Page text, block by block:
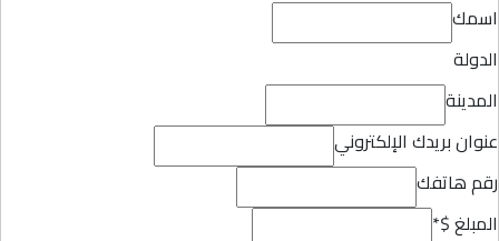
اسمك
الدولة
المدينة
عنوان بريدك الإلكتروني
رقم هاتفك
المبلغ $*